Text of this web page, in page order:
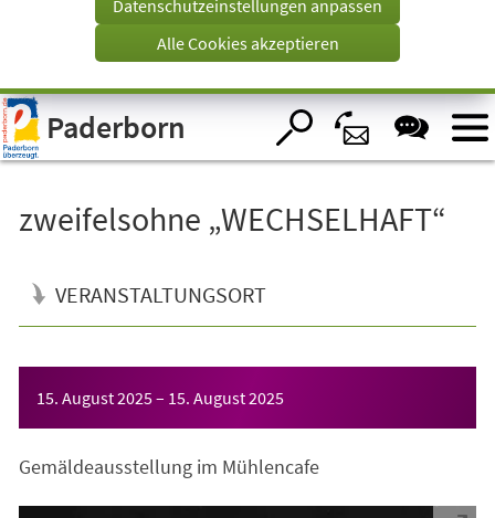
Visuelle
Assistenzsoftware
öffnen.
Tab)
Datenschutzeinstellungen anpassen
Alle Cookies akzeptieren
Paderborn
zweifelsohne „WECHSELHAFT“
VERANSTALTUNGSORT
15. August 2025– 15. August 2025
Gemäldeausstellung im Mühlencafe